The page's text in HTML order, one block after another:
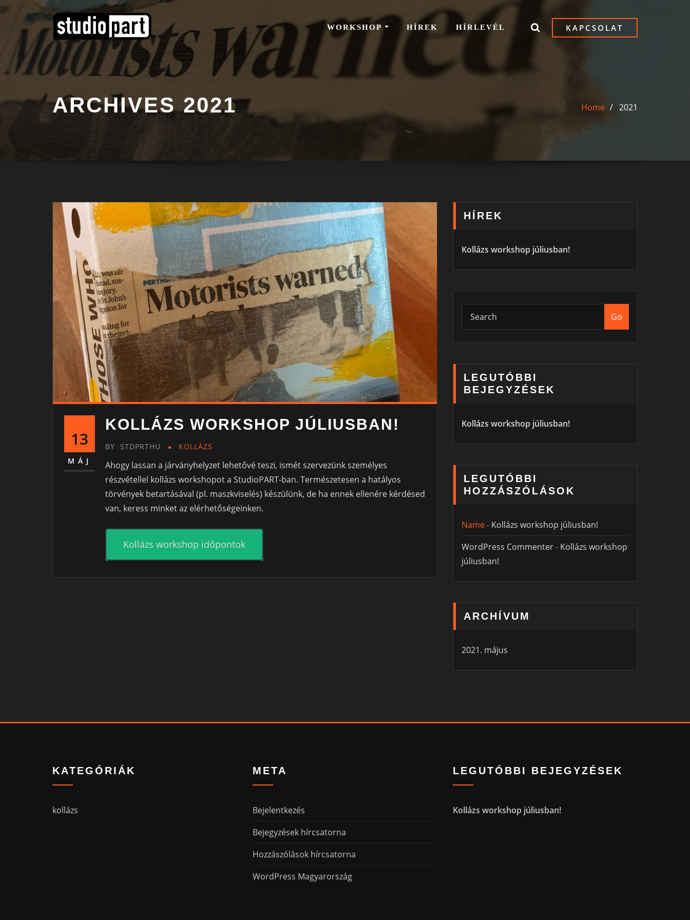
WORKSHOP HÍREK HÍRLEVÉL KAPCSOLAT
ARCHIVES 2021 Home 2021
13
MÁJ
KOLLÁZS WORKSHOP JÚLIUSBAN!
BY STDPRTHU KOLLÁZS
Ahogy lassan a járványhelyzet lehetővé teszi, ismét szervezünk személyes
részvétellel kollázs workshopot a StudioPART-ban. Természetesen a hatályos
törvények betartásával (pl. maszkviselés) készülünk, de ha ennek ellenére kérdésed
van, keress minket az elérhetőségeinken.
Kollázs workshop időpontok
HÍREK
Kollázs workshop júliusban!
Go
LEGUTÓBBI
BEJEGYZÉSEK
Kollázs workshop júliusban!
LEGUTÓBBI
HOZZÁSZÓLÁSOK
Name- Kollázs workshop júliusban!
WordPress Commenter- Kollázs workshop
júliusban!
ARCHÍVUM
2021. május
KATEGÓRIÁK
kollázs
META
Bejelentkezés
Bejegyzések hírcsatorna
Hozzászólások hírcsatorna
WordPress Magyarország
LEGUTÓBBI BEJEGYZÉSEK
Kollázs workshop júliusban!